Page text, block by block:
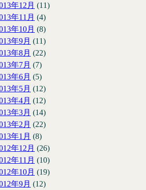
年12月 (11)
年11月 (4)
年10月 (8)
年9月 (11)
年8月 (22)
年7月 (7)
年6月 (5)
年5月 (12)
年4月 (12)
年3月 (14)
年2月 (22)
年1月 (8)
年12月 (26)
年11月 (10)
年10月 (19)
年9月 (12)